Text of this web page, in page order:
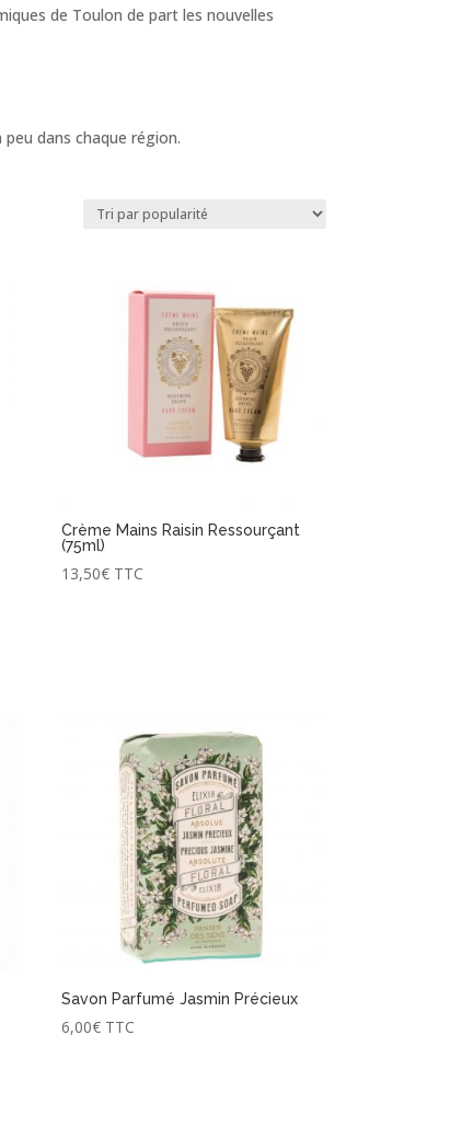
de Toulon de part les nouvelles
dans chaque région.
Crème Mains Raisin Ressourçant
(75ml)
13,50€ TTC
Savon Parfumé Jasmin Précieux
6,00€ TTC